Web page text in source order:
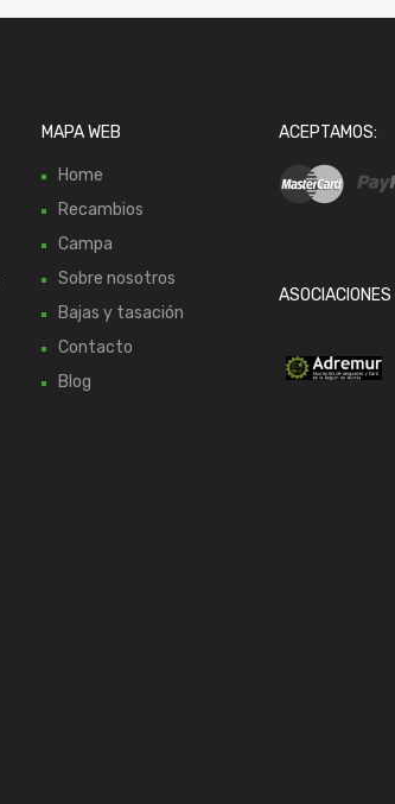
MAPA WEB
Home
Recambios
Campa
Sobre nosotros
Bajas y tasación
Contacto
Blog
ACEPTAMOS:
ASOCIACIONES